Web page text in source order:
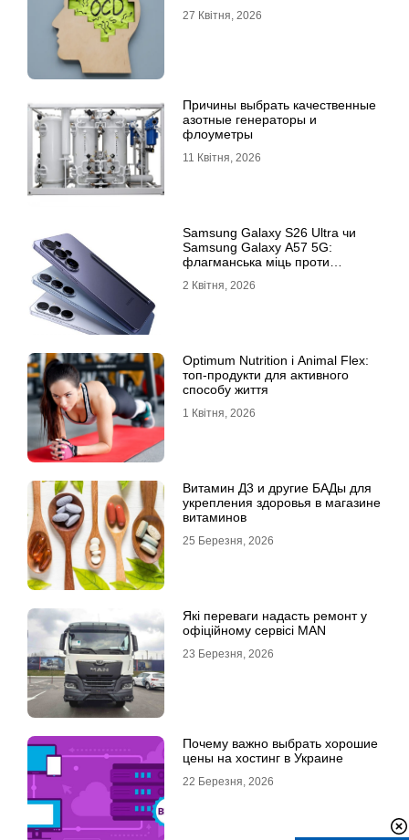
27 Квітня, 2026
Причины выбрать качественные
азотные генераторы и
флоуметры
11 Квітня, 2026
Samsung Galaxy S26 Ultra чи
Samsung Galaxy A57 5G:
флагманська міць проти
2 Квітня, 2026
Optimum Nutrition і Animal Flex:
топ-продукти для активного
способу життя
1 Квітня, 2026
Витамин Д3 и другие БАДы для
укрепления здоровья в магазине
витаминов
25 Березня, 2026
Які переваги надасть ремонт у
офіційному сервісі MAN
23 Березня, 2026
Почему важно выбрать хорошие
цены на хостинг в Украине
22 Березня, 2026